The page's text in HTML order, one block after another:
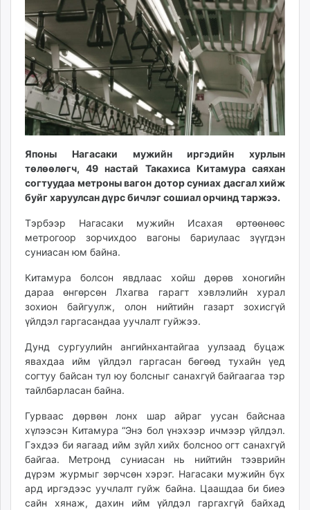
ikon.mn
mnb.mn
Livetv.mn
Eguur.mn
24tsag.mn
shuud.mn
eagle.mn
ergelt.mn
zarig.mn
today.mn
zuv.mn
mminfo.mn
ugluu.mn
urlag.mn
unen.mn
shudarga.mn
shuurhai.mn
unuudur.mn
mglradio.com
fact.mn
itoim.mn
shuum.mn
times.mn
tvmongolia.mn
mass.mn
unegui.mn
Японы Нагасаки мужийн иргэдийн хурлын
төлөөлөгч, 49 настай Такахиса Китамура саяхан
согтуудаа метроны вагон дотор суниах дасгал хийж
буйг харуулсан дүрс бичлэг сошиал орчинд таржээ.
Тэрбээр Нагасаки мужийн Исахая өртөөнөөс
метрогоор зорчихдоо вагоны бариулаас зүүгдэн
суниасан юм байна.
Китамура болсон явдлаас хойш дөрөв хоногийн
дараа өнгөрсөн Лхагва гарагт хэвлэлийн хурал
зохион байгуулж, олон нийтийн газарт зохисгүй
үйлдэл гаргасандаа уучлалт гуйжээ.
Дунд сургуулийн ангийнхантайгаа уулзаад буцаж
явахдаа ийм үйлдэл гаргасан бөгөөд тухайн үед
согтуу байсан тул юу болсныг санахгүй байгаагаа тэр
тайлбарласан байна.
Гурваас дөрвөн лонх шар айраг уусан байснаа
хүлээсэн Китамура “Энэ бол үнэхээр ичмээр үйлдэл.
Гэхдээ би яагаад ийм зүйл хийх болсноо огт санахгүй
байгаа. Метронд суниасан нь нийтийн тээврийн
дүрэм журмыг зөрчсөн хэрэг. Нагасаки мужийн бүх
ард иргэдээс уучлалт гуйж байна. Цаашдаа би биеэ
сайн хянаж, дахин ийм үйлдэл гаргахгүй байхад